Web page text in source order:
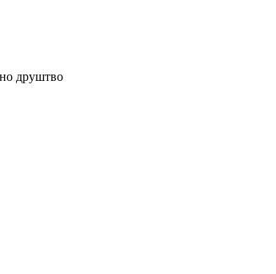
друштво